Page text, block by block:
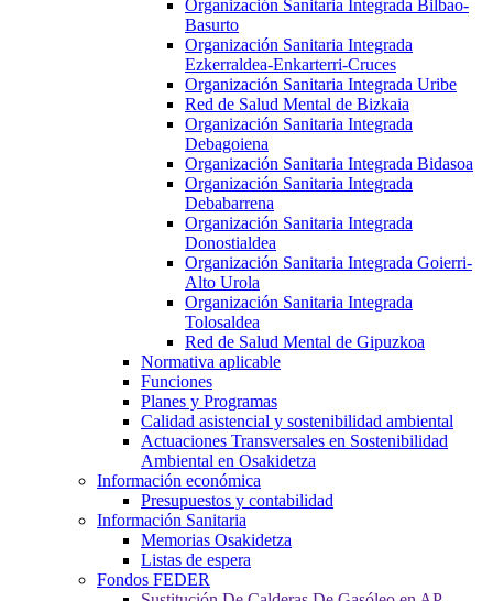
Organización Sanitaria Integrada Bilbao-
Basurto
Organización Sanitaria Integrada
Ezkerraldea-Enkarterri-Cruces
Organización Sanitaria Integrada Uribe
Red de Salud Mental de Bizkaia
Organización Sanitaria Integrada
Debagoiena
Organización Sanitaria Integrada Bidasoa
Organización Sanitaria Integrada
Debabarrena
Organización Sanitaria Integrada
Donostialdea
Organización Sanitaria Integrada Goierri-
Alto Urola
Organización Sanitaria Integrada
Tolosaldea
Red de Salud Mental de Gipuzkoa
Normativa aplicable
Funciones
Planes y Programas
Calidad asistencial y sostenibilidad ambiental
Actuaciones Transversales en Sostenibilidad
Ambiental en Osakidetza
Información económica
Presupuestos y contabilidad
Información Sanitaria
Memorias Osakidetza
Listas de espera
Fondos FEDER